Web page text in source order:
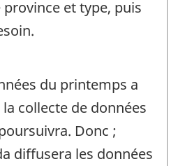
et type, puis
du printemps a
collecte de données
Donc ;
diffusera les données